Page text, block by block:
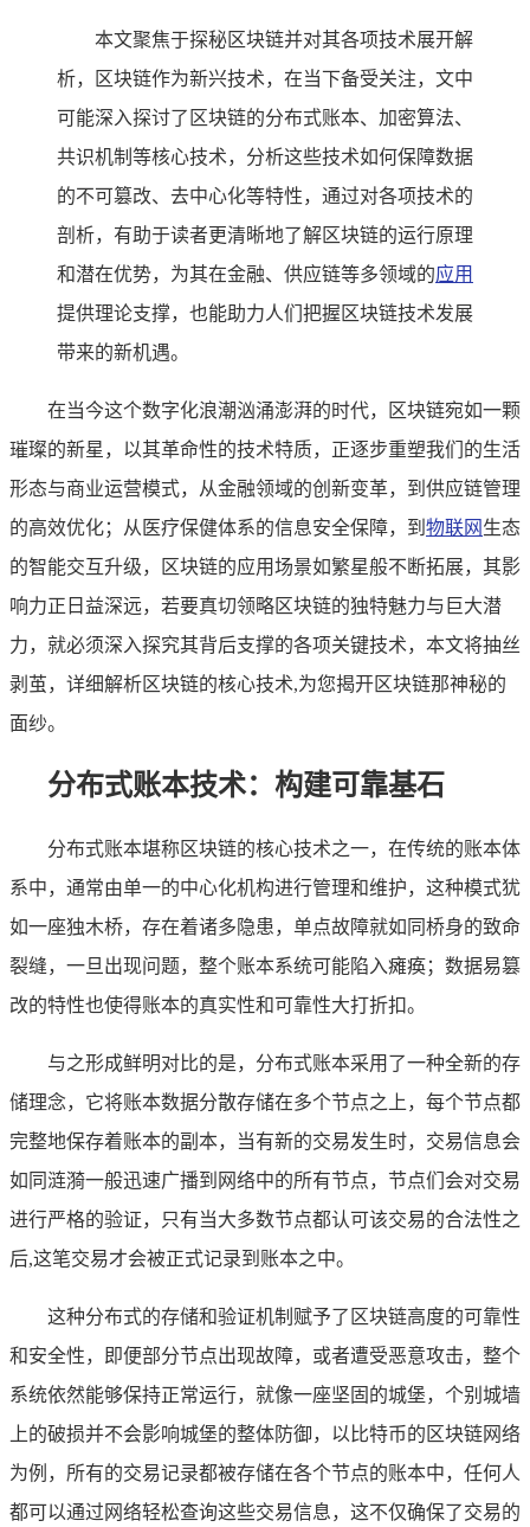
本文聚焦于探秘区块链并对其各项技术展开解
析，区块链作为新兴技术，在当下备受关注，文中
可能深入探讨了区块链的分布式账本、加密算法、
共识机制等核心技术，分析这些技术如何保障数据
的不可篡改、去中心化等特性，通过对各项技术的
剖析，有助于读者更清晰地了解区块链的运行原理
和潜在优势，为其在金融、供应链等多领域的应用
提供理论支撑，也能助力人们把握区块链技术发展
带来的新机遇。
在当今这个数字化浪潮汹涌澎湃的时代，区块链宛如一颗
璀璨的新星，以其革命性的技术特质，正逐步重塑我们的生活
形态与商业运营模式，从金融领域的创新变革，到供应链管理
的高效优化；从医疗保健体系的信息安全保障，到 物联网 生态
的智能交互升级，区块链的应用场景如繁星般不断拓展，其影
响力正日益深远，若要真切领略区块链的独特魅力与巨大潜
力，就必须深入探究其背后支撑的各项关键技术，本文将抽丝
剥茧，详细解析区块链的核心技术,为您揭开区块链那神秘的
面纱。
分布式账本技术：构建可靠基石
分布式账本堪称区块链的核心技术之一，在传统的账本体
系中，通常由单一的中心化机构进行管理和维护，这种模式犹
如一座独木桥，存在着诸多隐患，单点故障就如同桥身的致命
裂缝，一旦出现问题，整个账本系统可能陷入瘫痪；数据易篡
改的特性也使得账本的真实性和可靠性大打折扣。
与之形成鲜明对比的是，分布式账本采用了一种全新的存
储理念，它将账本数据分散存储在多个节点之上，每个节点都
完整地保存着账本的副本，当有新的交易发生时，交易信息会
如同涟漪一般迅速广播到网络中的所有节点，节点们会对交易
进行严格的验证，只有当大多数节点都认可该交易的合法性之
后,这笔交易才会被正式记录到账本之中。
这种分布式的存储和验证机制赋予了区块链高度的可靠性
和安全性，即便部分节点出现故障，或者遭受恶意攻击，整个
系统依然能够保持正常运行，就像一座坚固的城堡，个别城墙
上的破损并不会影响城堡的整体防御，以比特币的区块链网络
为例，所有的交易记录都被存储在各个节点的账本中，任何人
都可以通过网络轻松查询这些交易信息，这不仅确保了交易的